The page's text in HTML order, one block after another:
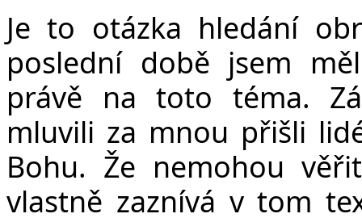
Je to otázka hledání
poslední době jsem
právě na toto téma.
mluvili za mnou přišli
Bohu. Že nemohou
vlastně zaznívá v tom